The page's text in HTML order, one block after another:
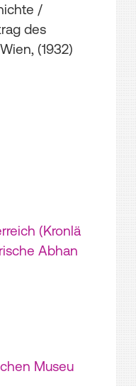
/
des
(1932)
(Kronlä
Abhan
Museu